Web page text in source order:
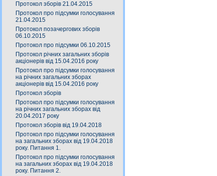
Протокол зборів 21.04.2015
Протокол про підсумки голосування
21.04.2015
Протокол позачергових зборів
06.10.2015
Протокол про підсумки 06.10.2015
Протокол річних загальних зборів
акціонерів від 15.04.2016 року
Протокол про підсумки голосування
на річних загальних зборах
акціонерів від 15.04.2016 року
Протокол зборів
Протокол про підсумки голосування
на річних загальних зборах від
20.04.2017 року
Протокол зборів від 19.04.2018
Протокол про підсумки голосування
на загальних зборах від 19.04.2018
року. Питання 1.
Протокол про підсумки голосування
на загальних зборах від 19.04.2018
року. Питання 2.